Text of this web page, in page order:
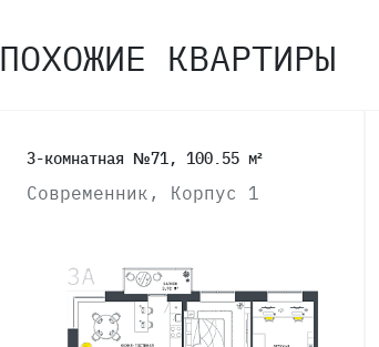
ПОХОЖИЕ КВАРТИРЫ
3-комнатная №71, 100.55 м²
Современник, Корпус 1